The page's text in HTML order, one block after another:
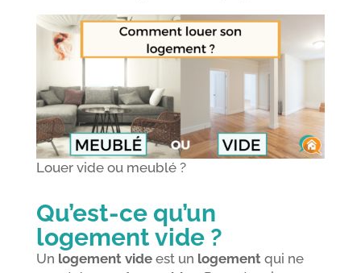
Louer vide ou meublé ?
Qu’est-ce qu’un
logement vide ?
Un logement videest un logement qui ne